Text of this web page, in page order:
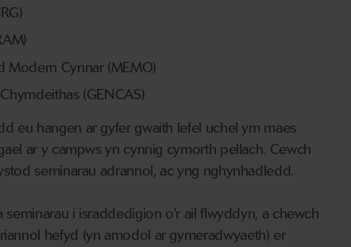
Modern Cynnar (MEMO)
(GENCAS)
eu hangen ar gyfer gwaith lefel uchel ym maes
ar y campws yn cynnig cymorth pellach. Cewch
seminarau adrannol, ac yng nghynhadledd.
i israddedigion o'r ail flwyddyn, a chewch
hefyd (yn amodol ar gymeradwyaeth) er